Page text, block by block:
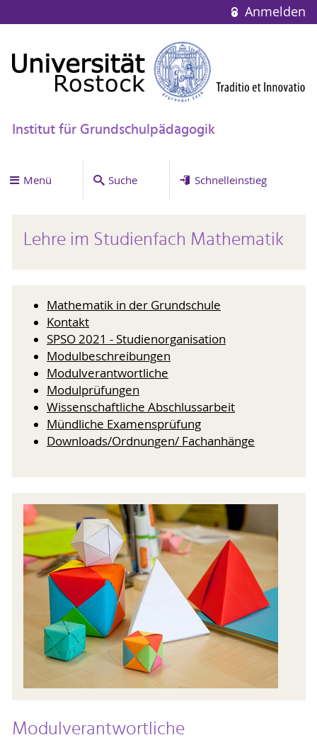
Anmelden
Institut für Grundschulpädagogik
Menü Suche Schnelleinstieg
Lehre im Studienfach Mathematik
Mathematik in der Grundschule
Kontakt
SPSO 2021 - Studienorganisation
Modulbeschreibungen
Modulverantwortliche
Modulprüfungen
Wissenschaftliche Abschlussarbeit
Mündliche Examensprüfung
Downloads/Ordnungen/ Fachanhänge
Modulverantwortliche